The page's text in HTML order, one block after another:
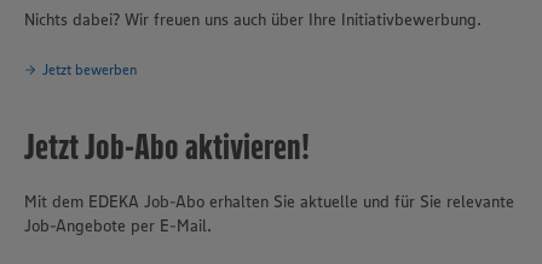
Nichts dabei? Wir freuen uns auch über Ihre Initiativbewerbung.
Jetzt bewerben
Jetzt Job-Abo aktivieren!
Mit dem EDEKA Job-Abo erhalten Sie aktuelle und für Sie relevante
Job-Angebote per E-Mail.